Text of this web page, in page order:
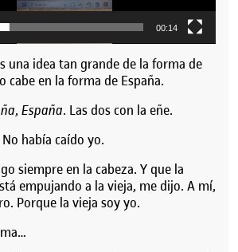
00:14
una idea tan grande de la forma de
cabe en la forma de España.
, España. Las dos con la eñe.
había caído yo.
siempre en la cabeza. Y que la
empujando a la vieja, me dijo. A mí,
Porque la vieja soy yo.